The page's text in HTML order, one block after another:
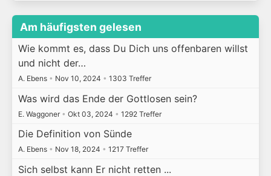
Am häufigsten gelesen
Wie kommt es, dass Du Dich uns offenbaren willst
und nicht der…
A. Ebens • Nov 10, 2024 • 1303 Treffer
Was wird das Ende der Gottlosen sein?
E. Waggoner • Okt 03, 2024 • 1292 Treffer
Die Definition von Sünde
A. Ebens • Nov 18, 2024 • 1217 Treffer
Sich selbst kann Er nicht retten ...